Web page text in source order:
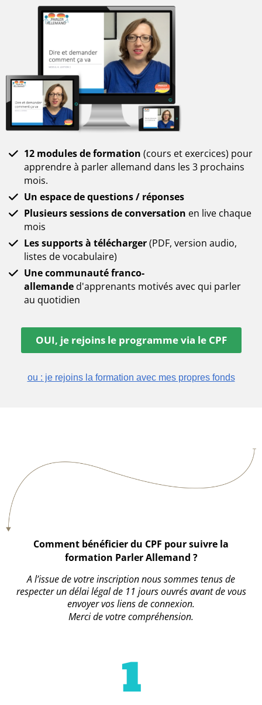
12 modules de formation (cours et exercices) pour
apprendre à parler allemand dans les 3 prochains
mois.
Un espace de questions / réponses
Plusieurs sessions de conversation en live chaque
mois
Les supports à télécharger(PDF, version audio,
listes de vocabulaire)
Une communauté franco-
allemande d'apprenants motivés avec qui parler
au quotidien
OUI, je rejoins le programme via le CPF
ou : je rejoins la formation avec mes propres fonds
Comment bénéficier du CPF pour suivre la
formation Parler Allemand ?
A l’issue de votre inscription nous sommes tenus de
respecter un délai légal de 11 jours ouvrés avant de vous
envoyer vos liens de connexion.
Merci de votre compréhension.
1